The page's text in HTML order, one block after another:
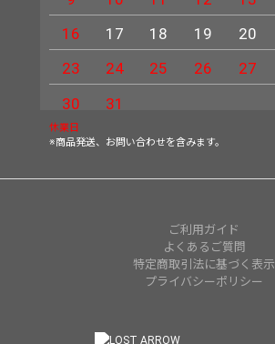
16
17 18 19 20
23
24 25 26 27
30
31
休業日
※商品発送、お問い合わせを含みます。
ご利用ガイド
よくあるご質問
特定商取引法に基づく表示
プライバシーポリシー